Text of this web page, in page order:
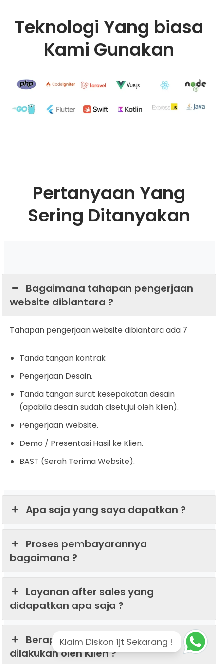
Teknologi Yang biasa
Kami Gunakan
Pertanyaan Yang
Sering Ditanyakan
Bagaimana tahapan pengerjaan
website dibiantara ?
Tahapan pengerjaan website dibiantara ada 7
Tanda tangan kontrak
Pengerjaan Desain.
Tanda tangan surat kesepakatan desain
(apabila desain sudah disetujui oleh klien).
Pengerjaan Website.
Demo / Presentasi Hasil ke Klien.
BAST (Serah Terima Website).
Apa saja yang saya dapatkan ?
Proses pembayarannya
bagaimana ?
Layanan after sales yang
didapatkan apa saja ?
Berapa kali revisi yang bisa
dilakukan oleh Klien ?
Klaim Diskon 1jt Sekarang !